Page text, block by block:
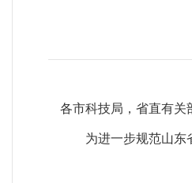
各市科技局，省直有关
为进一步规范山东